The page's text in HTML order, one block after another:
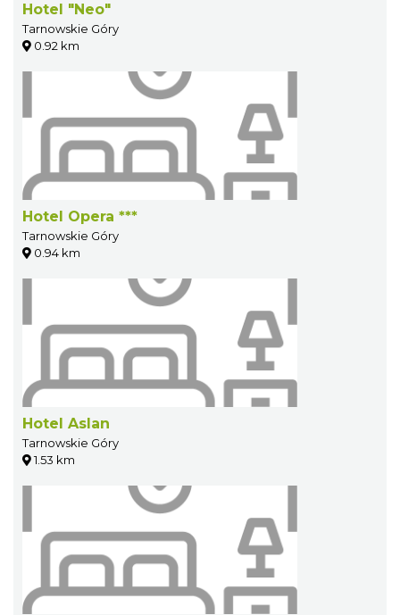
Hotel "Neo"
Tarnowskie Góry
0.92 km
Hotel Opera ***
Tarnowskie Góry
0.94 km
Hotel Aslan
Tarnowskie Góry
1.53 km